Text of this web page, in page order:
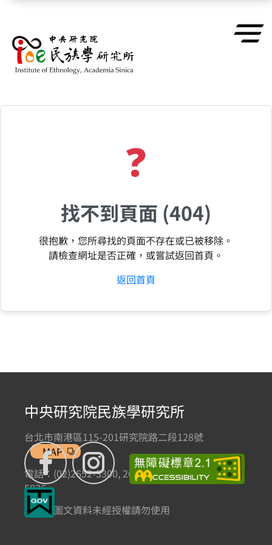
❓
找不到頁面 (404)
很抱歉，您所尋找的頁面不存在或已被移除。
請檢查網址是否正確，或嘗試返回首頁。
返回首頁
中央研究院民族學研究所
台北市南港區115-201研究院路二段128號
MAP
電話：(02)2652-3300, 2652-3301 傳真：(02)2785-
5836
本網站圖文資料未經授權請勿使用